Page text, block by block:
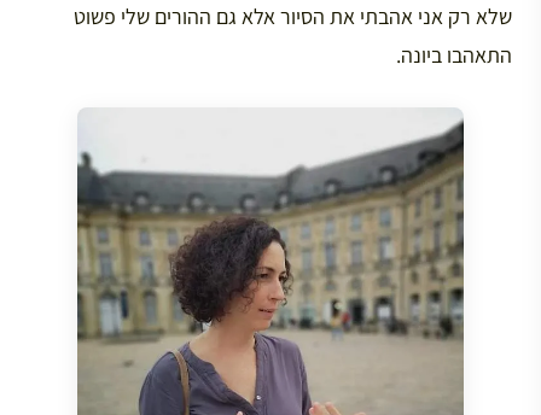
שלא רק אני אהבתי את הסיור אלא גם ההורים שלי פשוט
התאהבו ביונה.